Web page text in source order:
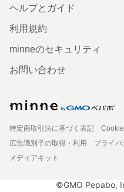
ヘルプとガイド
利用規約
minneのセキュリティ
お問い合わせ
特定商取引法に基づく表記
広告識別子の取得・利用
プライ
メディアキット
©GMO Pepabo,